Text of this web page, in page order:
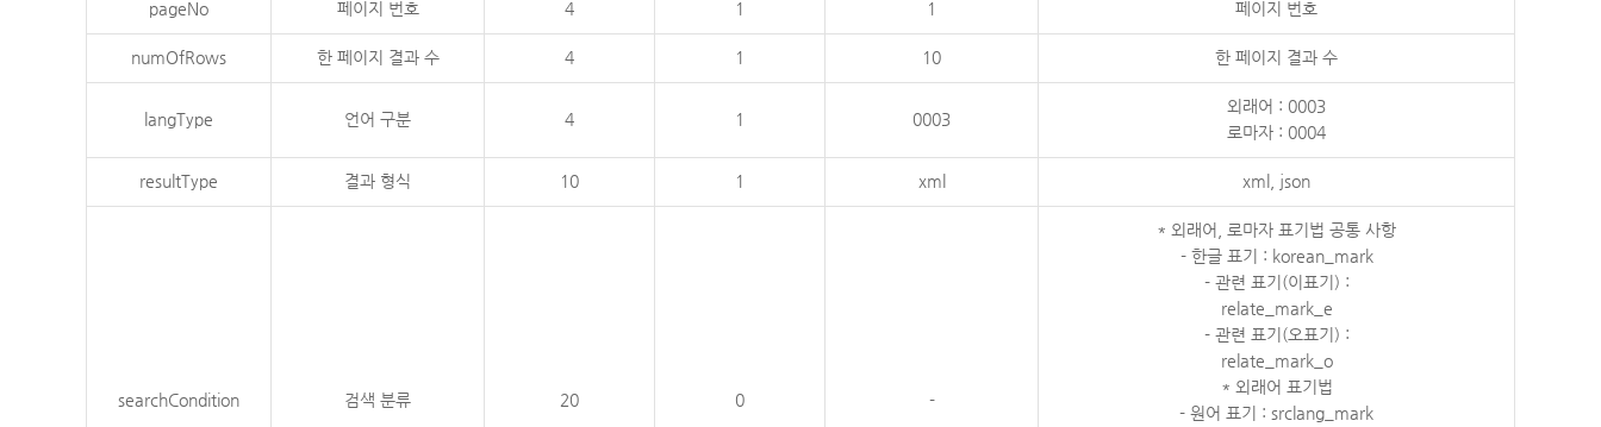
pageNo 페이지 번호 4 1 1 페이지 번호
numOfRows 한 페이지 결과 수 4 1 10 한 페이지 결과 수
langType 언어 구분 4 1 0003
외래어 : 0003
로마자 : 0004
resultType 결과 형식 10 1 xml xml, json
searchCondition 검색 분류 20 0 -
* 외래어, 로마자 표기법 공통 사항
- 한글 표기 : korean_mark
- 관련 표기(이표기) :
relate_mark_e
- 관련 표기(오표기) :
relate_mark_o
* 외래어 표기법
- 원어 표기 : srclang_mark